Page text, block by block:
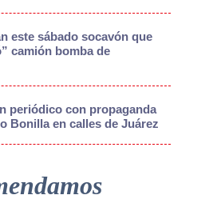
este sábado socavón que
camión bomba de
periódico con propaganda
Bonilla en calles de Juárez